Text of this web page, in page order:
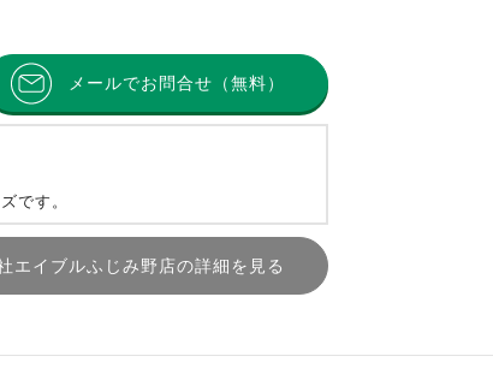
メールでお問合せ（無料）
です。
エイブルふじみ野店の詳細を見る